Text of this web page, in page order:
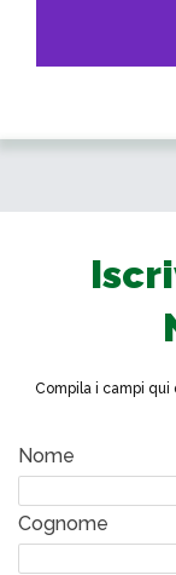
Compila i campi
Nome
Cognome